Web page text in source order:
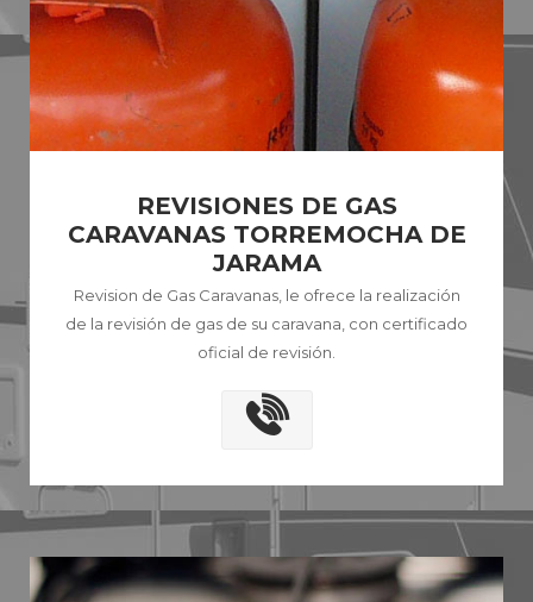
REVISIONES DE GAS
CARAVANAS TORREMOCHA DE
JARAMA
Revision de Gas Caravanas, le ofrece la realización
de la revisión de gas de su caravana, con certificado
oficial de revisión.